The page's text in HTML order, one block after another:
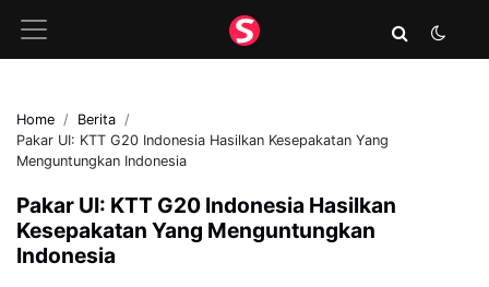
Home
Berita
Pakar UI: KTT G20 Indonesia Hasilkan Kesepakatan Yang
Menguntungkan Indonesia
Pakar UI: KTT G20 Indonesia Hasilkan
Kesepakatan Yang Menguntungkan
Indonesia